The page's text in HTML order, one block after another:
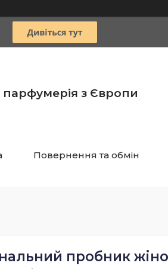
парфумерія з Європи
Повернення та обмін
пробник